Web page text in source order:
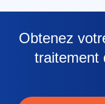
Obtenez
traitement